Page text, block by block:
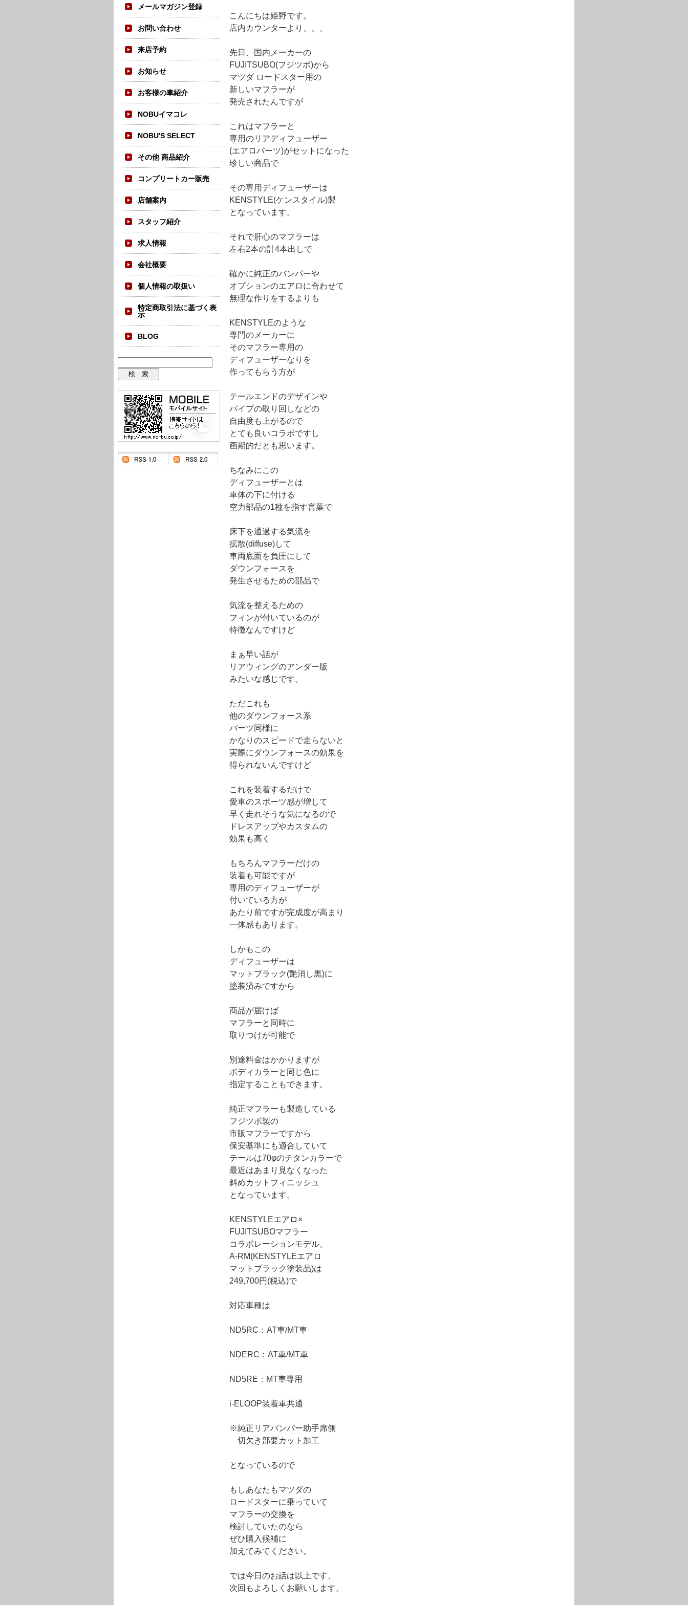
メールマガジン登録
お問い合わせ
来店予約
お知らせ
お客様の車紹介
NOBUイマコレ
NOBU'S SELECT
その他 商品紹介
コンプリートカー販売
店舗案内
スタッフ紹介
求人情報
会社概要
個人情報の取扱い
特定商取引法に基づく表
示
BLOG
こんにちは姫野です。
店内カウンターより、、、
先日、国内メーカーの
FUJITSUBO(フジツボ)から
マツダ ロードスター用の
新しいマフラーが
発売されたんですが
これはマフラーと
専用のリアディフューザー
(エアロパーツ)がセットになった
珍しい商品で
その専用ディフューザーは
KENSTYLE(ケンスタイル)製
となっています。
それで肝心のマフラーは
左右2本の計4本出しで
確かに純正のバンパーや
オプションのエアロに合わせて
無理な作りをするよりも
KENSTYLEのような
専門のメーカーに
そのマフラー専用の
ディフューザーなりを
作ってもらう方が
テールエンドのデザインや
パイプの取り回しなどの
自由度も上がるので
とても良いコラボですし
画期的だとも思います。
ちなみにこの
ディフューザーとは
車体の下に付ける
空力部品の1種を指す言葉で
床下を通過する気流を
拡散(diffuse)して
車両底面を負圧にして
ダウンフォースを
発生させるための部品で
気流を整えるための
フィンが付いているのが
特徴なんですけど
まぁ早い話が
リアウィングのアンダー版
みたいな感じです。
ただこれも
他のダウンフォース系
パーツ同様に
かなりのスピードで走らないと
実際にダウンフォースの効果を
得られないんですけど
これを装着するだけで
愛車のスポーツ感が増して
早く走れそうな気になるので
ドレスアップやカスタムの
効果も高く
もちろんマフラーだけの
装着も可能ですが
専用のディフューザーが
付いている方が
あたり前ですが完成度が高まり
一体感もあります。
しかもこの
ディフューザーは
マットブラック(艶消し黒)に
塗装済みですから
商品が届けば
マフラーと同時に
取りつけが可能で
別途料金はかかりますが
ボディカラーと同じ色に
指定することもできます。
純正マフラーも製造している
フジツボ製の
市販マフラーですから
保安基準にも適合していて
テールは70φのチタンカラーで
最近はあまり見なくなった
斜めカットフィニッシュ
となっています。
KENSTYLEエアロ×
FUJITSUBOマフラー
コラボレーションモデル、
A-RM(KENSTYLEエアロ
マットブラック塗装品)は
249,700円(税込)で
対応車種は
ND5RC：AT車/MT車
NDERC：AT車/MT車
ND5RE：MT車専用
i-ELOOP装着車共通
※純正リアバンパー助手席側
切欠き部要カット加工
となっているので
もしあなたもマツダの
ロードスターに乗っていて
マフラーの交換を
検討していたのなら
ぜひ購入候補に
加えてみてください。
では今日のお話は以上です、
次回もよろしくお願いします。